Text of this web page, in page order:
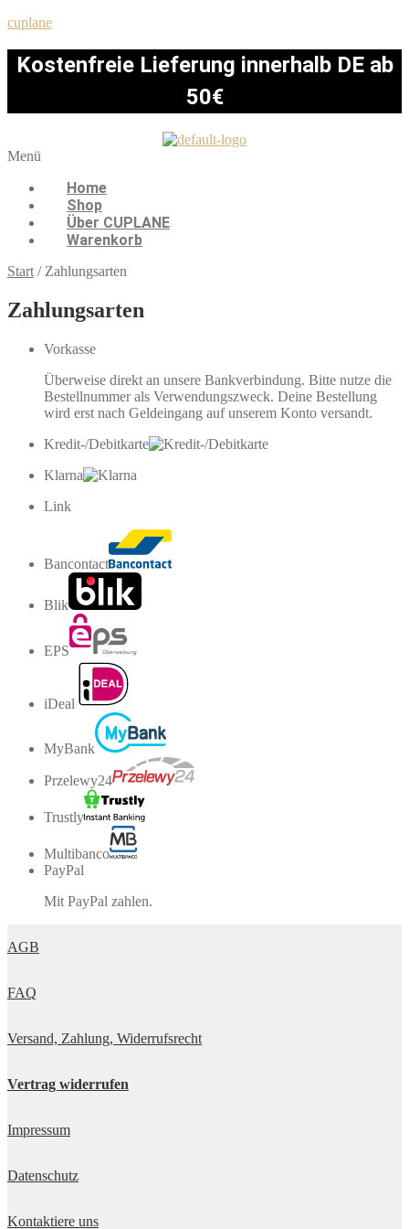
cuplane
Kostenfreie Lieferung innerhalb DE ab
50€
Menü
Home
Shop
Über CUPLANE
Warenkorb
Start / Zahlungsarten
Zahlungsarten
Vorkasse
Überweise direkt an unsere Bankverbindung. Bitte nutze die
Bestellnummer als Verwendungszweck. Deine Bestellung
wird erst nach Geldeingang auf unserem Konto versandt.
Kredit-/Debitkarte
Klarna
Link
Bancontact
Blik
EPS
iDeal
MyBank
Przelewy24
Trustly
Multibanco
PayPal
Mit PayPal zahlen.
AGB
FAQ
Versand, Zahlung, Widerrufsrecht
Vertrag widerrufen
Impressum
Datenschutz
Kontaktiere uns